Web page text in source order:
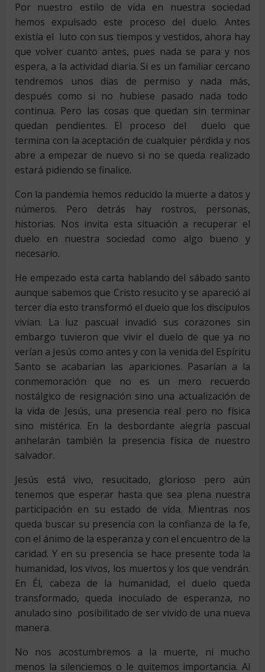
Por nuestro estilo de vida en nuestra sociedad
hemos expulsado este proceso del duelo. Antes
existía el luto con sus tiempos y vestidos, ahora hay
que volver cuanto antes, pues nada se para y nos
espera, a la actividad diaria. Si es un familiar cercano
tendremos unos días de permiso y nada más,
después como si no hubiese pasado nada todo
continua. Pero las cosas que quedan sin terminar
quedan pendientes. El proceso del duelo que
termina con la aceptación de cualquier pérdida y nos
abre a empezar de nuevo si no se queda realizado
estará pidiendo se finalice.
Con la pandemia hemos reducido la muerte a datos y
números. Pero detrás hay rostros, personas,
historias. Nos invita esta situación a recuperar el
duelo en nuestra sociedad como algo bueno y
necesario.
He empezado esta carta hablando del sábado santo
aunque sabemos que Cristo resucito y se apareció al
tercer día esto transformó el duelo que los discípulos
vivían. La luz pascual invadió sus corazones sin
embargo tuvieron que vivir el duelo de que ya no
verían a Jesús como antes y con la venida del Espíritu
Santo se acabarían las apariciones. Pasarían a la
conmemoración que no es un mero recuerdo
nostálgico de resignación sino una actualización de
la vida de Jesús, una presencia real pero no física
sino mistérica. En la desbordante alegría pascual
anhelarán también la presencia física de nuestro
salvador.
Jesús está vivo, resucitado, glorioso pero aún
tenemos que esperar hasta que sea plena nuestra
participación en su estado de vida. Mientras nos
queda buscar su presencia con la confianza de la fe,
con el ánimo de la esperanza y con el encuentro de la
caridad. Y en su presencia se hace presente toda la
humanidad, los vivos, los muertos y los que vendrán.
En Él, cabeza de la humanidad, el duelo queda
transformado, queda inoculado de esperanza, no
anulado sino posibilitado de ser vivido de una nueva
manera.
No nos acostumbremos a la muerte, ni mucho
menos la silenciemos o le quitemos importancia. Al